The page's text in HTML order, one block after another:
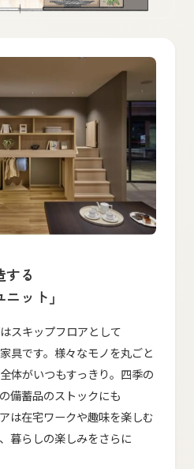
る
ット」
スキップフロアと​して​
具です。​様々な​モノを​丸ごと​
体が​いつも​すっきり。​四季の​
備蓄品の​ストックにも​
は​在宅ワークや​趣味を​楽しむ​
暮らしの​楽しみを​さらに​